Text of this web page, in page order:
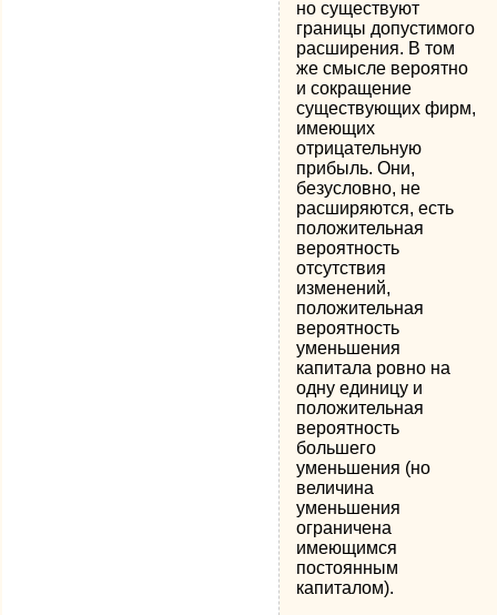
но существуют
границы допустимого
расширения. В том
же смысле вероятно
и сокращение
существующих фирм,
имеющих
отрицательную
прибыль. Они,
безусловно, не
расширяются, есть
положительная
вероятность
отсутствия
изменений,
положительная
вероятность
уменьшения
капитала ровно на
одну единицу и
положительная
вероятность
большего
уменьшения (но
величина
уменьшения
ограничена
имеющимся
постоянным
капиталом).